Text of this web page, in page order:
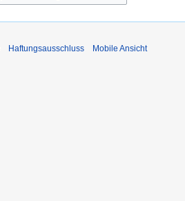
Haftungsausschluss Mobile Ansicht